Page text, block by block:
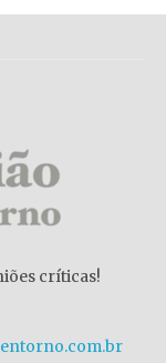
críticas!